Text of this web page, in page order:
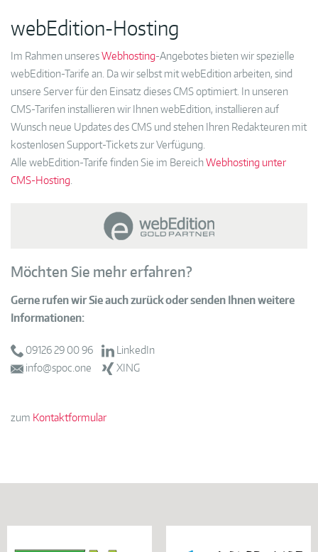
webEdition-Hosting
Im Rahmen unseresWebhosting-Angebotes bieten wir spezielle
webEdition-Tarife an. Da wir selbst mit webEdition arbeiten, sind
unsere Server für den Einsatz dieses CMS optimiert. In unseren
CMS-Tarifen installieren wir Ihnen webEdition, installieren auf
Wunsch neue Updates des CMS und stehen Ihren Redakteuren mit
kostenlosen Support-Tickets zur Verfügung.
Alle webEdition-Tarife finden Sie im BereichWebhosting unter
CMS-Hosting.
Möchten Sie mehr erfahren?
Gerne rufen wir Sie auch zurück oder senden Ihnen weitere
Informationen:
09126 29 00 96
LinkedIn
info@spoc.one
XING
zum Kontaktformular